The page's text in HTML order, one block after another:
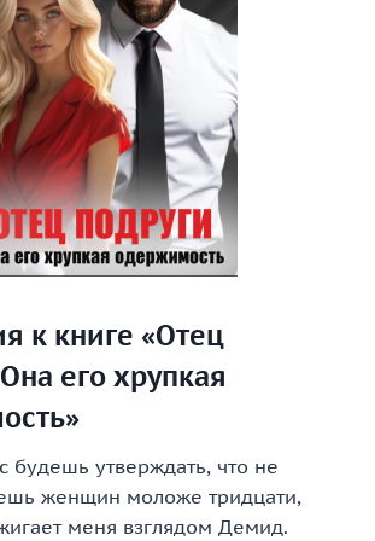
к книге «Отец
его хрупкая
будешь утверждать, что не
женщин моложе тридцати,
меня взглядом Демид.